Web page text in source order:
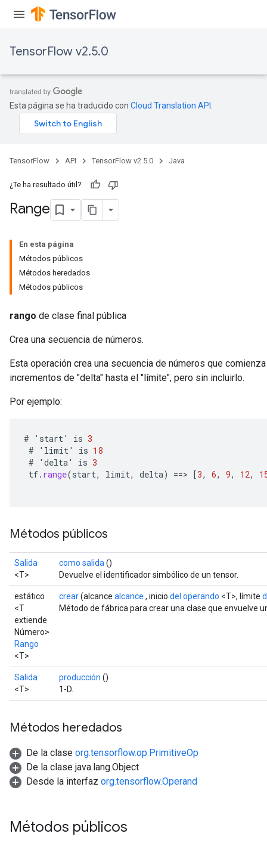
TensorFlow v2.5.0
Esta página se ha traducido con Cloud Translation API
TensorFlow API TensorFlow v2.5.0 Java
¿Te ha resultado útil?
Range
En esta página
Métodos públicos
Métodos heredados
Métodos públicos
rango de clase final pública
Crea una secuencia de números.
Esta operación crea una secuencia de números que
incrementos de "delta" hasta el "límite", pero sin incluirlo.
Por ejemplo:
# ' start' is 3
#
' limit' is 18
#
' delta' is 3
tf. range(start, limit, delta) ==> [3, 6, 9, 12,
Métodos públicos
Salida
<T>
como salida ()
Devuelve el identificador simbólico de un tensor.
estático
<T
extiende
Número>
Rango
<T>
crear(alcance alcance , inicio del operando <T>, límite
Método de fábrica para crear una clase que envuelve
Salida
<T>
producción ()
1-D.
Métodos heredados
De la clase org.tensorflow.op.PrimitiveOp
De la clase java.lang.Object
Desde la interfaz org.tensorflow.Operand
Métodos públicos